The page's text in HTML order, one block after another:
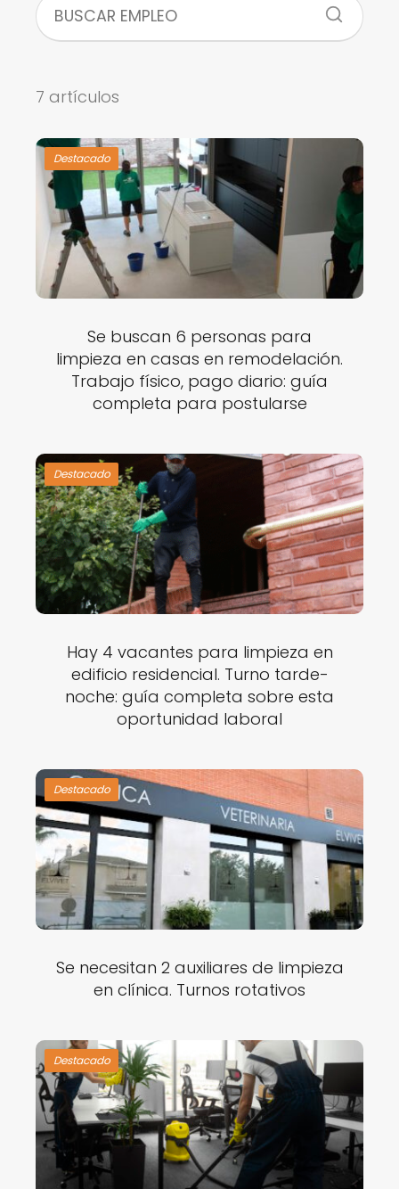
7 artículos
Destacado
Se buscan 6 personas para
limpieza en casas en remodelación.
Trabajo físico, pago diario: guía
completa para postularse
Destacado
Hay 4 vacantes para limpieza en
edificio residencial. Turno tarde-
noche: guía completa sobre esta
oportunidad laboral
Destacado
Se necesitan 2 auxiliares de limpieza
en clínica. Turnos rotativos
Destacado